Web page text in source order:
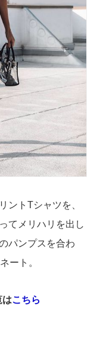
ントTシャツを、
てメリハリを出し
パンプスを合わ
ート。
はこちら